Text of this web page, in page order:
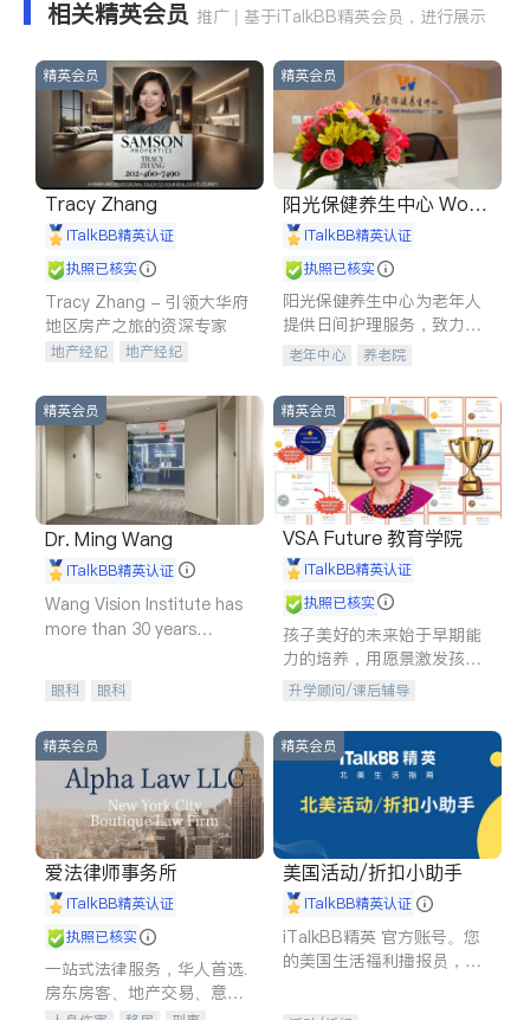
相关精英会员 推广 | 基于iTalkBB精英会员，进行展示
精英会员
Tracy Zhang
iTalkBB精英认证
执照已核实
Tracy Zhang - 引领大华府
地区房产之旅的资深专家
地产经纪
地产经纪
商铺租售
开发商建商
精英会员
阳光保健养生中心 World
shine
iTalkBB精英认证
执照已核实
阳光保健养生中心为老年人
提供日间护理服务，致力于
通过持续的护理创新来有效
老年中心 养老院
精英会员
Dr. Ming Wang
iTalkBB精英认证
Wang Vision Institute has
more than 30 years
眼科 眼科
精英会员
VSA Future 教育学院
iTalkBB精英认证
执照已核实
孩子美好的未来始于早期能
力的培养，用愿景激发孩子
的学习潜力和动力。理念：
拥有成长型心态是成功的基
石。
升学顾问/课后辅导
精英会员
爱法律师事务所
iTalkBB精英认证
执照已核实
一站式法律服务，华人首选.
房东房客、地产交易、意外
精英会员
美国活动/折扣小助手
iTalkBB精英认证
iTalkBB精英 官方账号。您
的美国生活福利播报员，精